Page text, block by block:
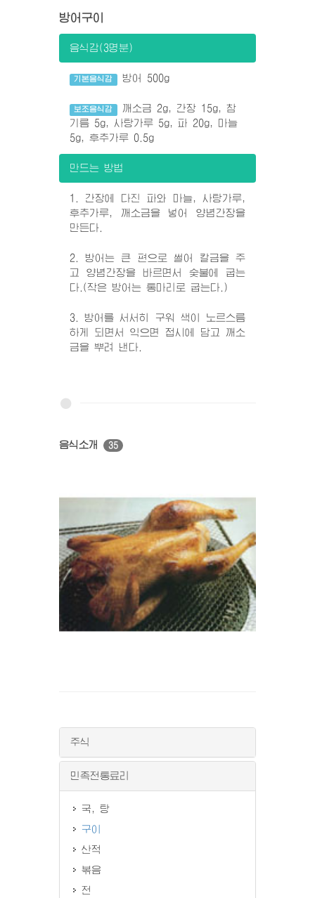
방어구이
음식감(3명분)
기본음식감 방어 500g
보조음식감
깨소금 2g, 간장 15g, 참
기름 5g, 사탕가루 5g, 파 20g, 마늘
5g, 후추가루 0.5g
만드는 방법
1. 간장에 다진 파와 마늘, 사탕가루,
후추가루, 깨소금을 넣어 양념간장을
만든다.
2. 방어는 큰 편으로 썰어 칼금을 주
고 양념간장을 바르면서 숯불에 굽는
다.(작은 방어는 통마리로 굽는다.)
3. 방어를 서서히 구워 색이 노르스름
하게 되면서 익으면 접시에 담고 깨소
금을 뿌려 낸다.
음식소개 35
주식
민족전통료리
국, 탕
구이
산적
볶음
전